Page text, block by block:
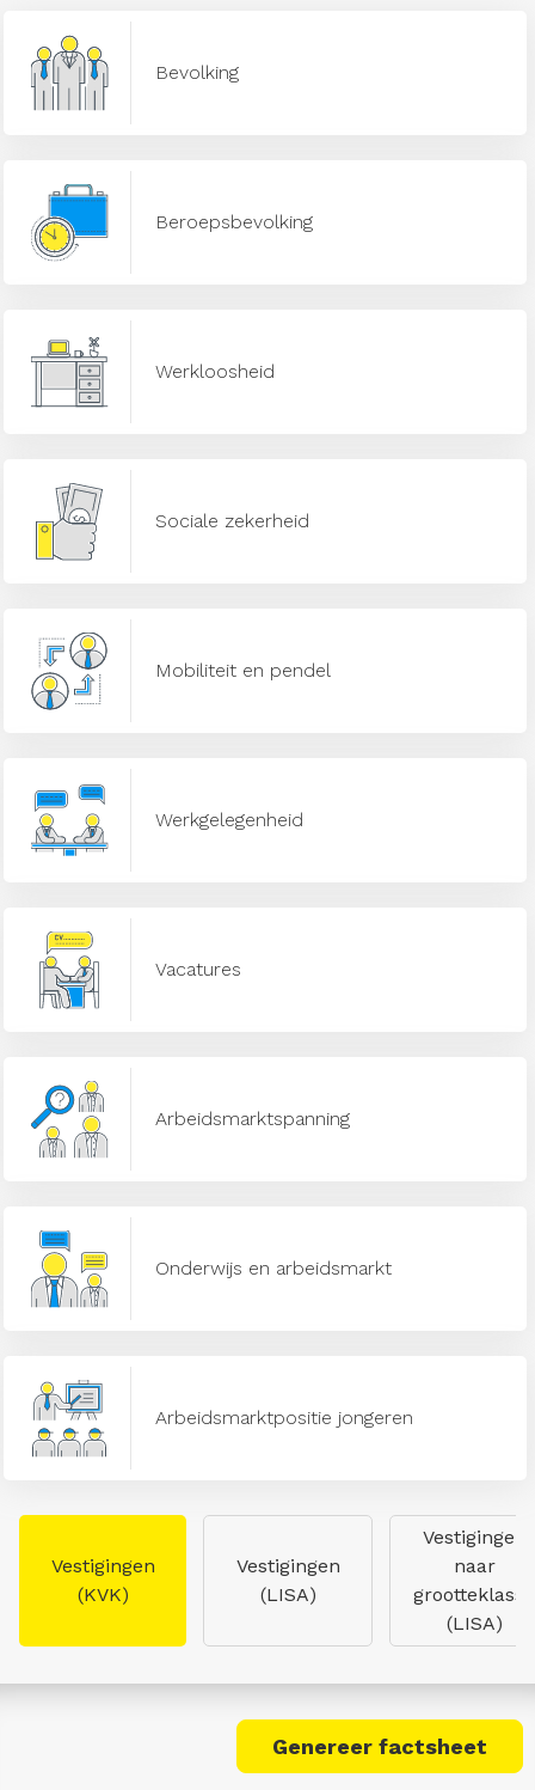
Bevolking
Beroepsbevolking
Werkloosheid
Sociale zekerheid
Mobiliteit en pendel
Werkgelegenheid
Vacatures
Arbeidsmarktspanning
Onderwijs en arbeidsmarkt
Arbeidsmarktpositie jongeren
Vestigingen
(KVK)
Vestigingen
(LISA)
Vestigingen
naar
grootteklasse
(LISA)
Genereer factsheet